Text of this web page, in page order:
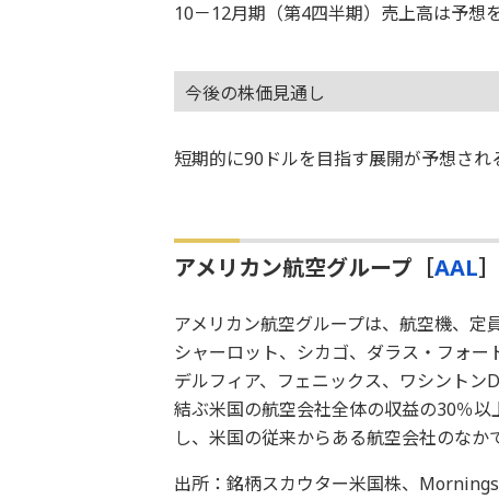
10－12月期（第4四半期）売上高は予想
今後の株価見通し
短期的に90ドルを目指す展開が予想され
アメリカン航空グループ［AAL
アメリカン航空グループは、航空機、定
シャーロット、シカゴ、ダラス・フォ
デルフィア、フェニックス、ワシント
結ぶ米国の航空会社全体の収益の30％
し、米国の従来からある航空会社のなか
出所：銘柄スカウター米国株、